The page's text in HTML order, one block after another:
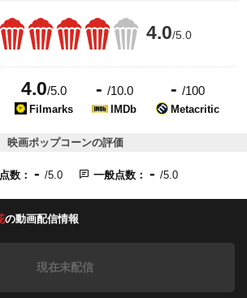
4.0/5.0
4.0/5.0
Filmarks
- /10.0
IMDb
-/100
Metacritic
映画ポップコーンの評価
数： - /5.0 一般点数： - /5.0
の動画配信情報
現在未配信